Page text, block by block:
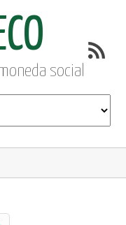
social